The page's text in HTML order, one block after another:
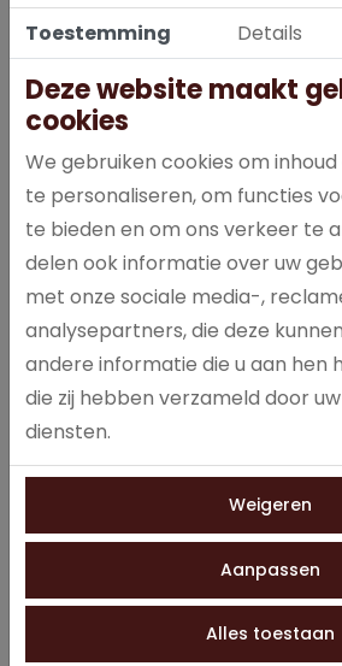
De beste
de beste koffie
Als koffieservice in Hoogeveen leveren
lekkerste koffie, we zorgen er ook voor
geleverd krijgt die deze koffie kan
verschillende koffievarianten zijn er
die voor deze varianten geschikt zijn. Wie
koffiebonen, moet natuurlijk een
bonen kan vermalen. En wie kiest voor
wij ook een ruim assortiment aan
altijd de beste machine kunnen leveren
Onderhoud en
Als koffieservice in Hoogeveen zorgen
machines regelmatig en grondig
Toestemming Details
Deze website maakt
cookies
We gebruiken cookies om
te personaliseren, om functies
te bieden en om ons verkeer te
delen ook informatie over uw
met onze sociale media-,
analysepartners, die deze
andere informatie die u aan hen
die zij hebben verzameld door
diensten.
Weigeren
Aanpassen
Alles toestaan